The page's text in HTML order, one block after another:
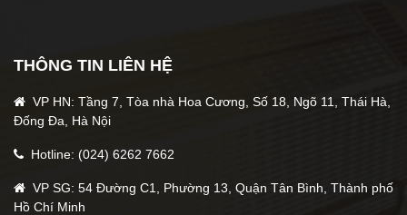
diện 3.0
Tags
Thông tin tác giả
THÔNG TIN LIÊN HỆ
VP HN: Tầng 7, Tòa nhà Hoa Cương, Số 18, Ngõ 11, Thái Hà,
Đống Đa, Hà Nội
Hotline: (024) 6262 7662
VP SG: 54 Đường C1, Phường 13, Quận Tân Bình, Thành phố
Hồ Chí Minh